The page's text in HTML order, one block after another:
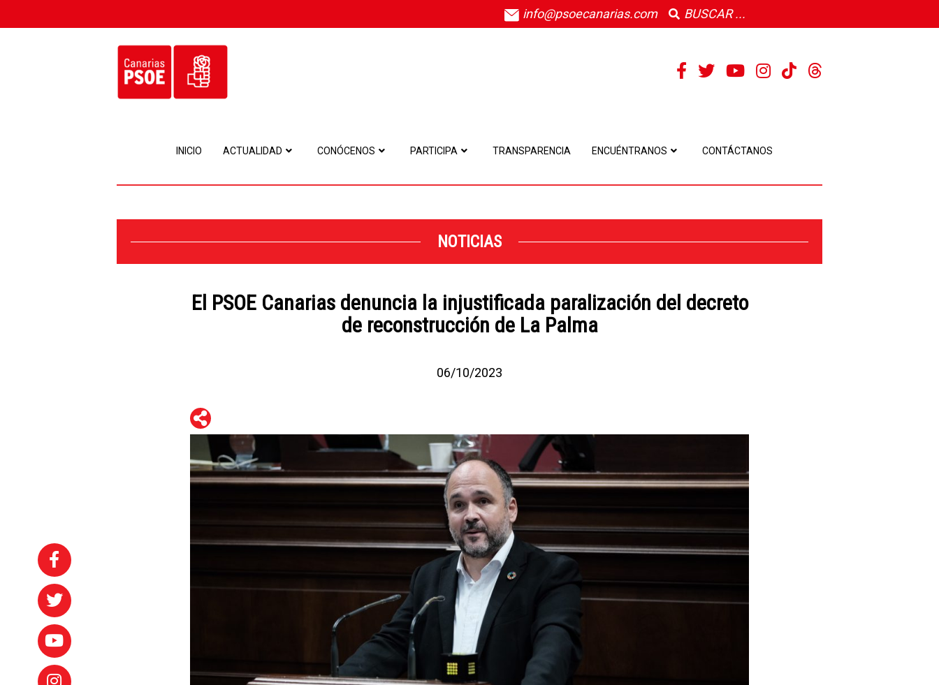
info@psoecanarias.com
INICIO ACTUALIDAD CONÓCENOS PARTICIPA TRANSPARENCIA ENCUÉNTRANOS CONTÁCTANOS
NOTICIAS
El PSOE Canarias denuncia la injustificada paralización del decreto
de reconstrucción de La Palma
06/10/2023
Telegram
Facebook
Twitter